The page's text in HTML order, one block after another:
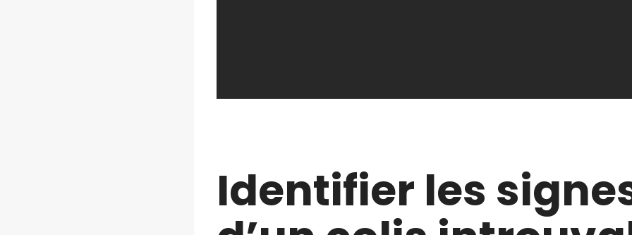
Identifier les